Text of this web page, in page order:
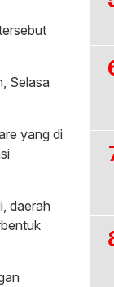
Selasa
yang di
daerah